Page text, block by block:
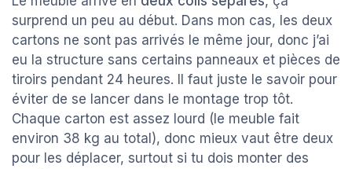
surprend un peu au début. Dans mon cas, les deux
cartons ne sont pas arrivés le même jour, donc j’ai
eu la structure sans certains panneaux et pièces de
tiroirs pendant 24 heures. Il faut juste le savoir pour
éviter de se lancer dans le montage trop tôt.
Chaque carton est assez lourd (le meuble fait
environ 38 kg au total), donc mieux vaut être deux
pour les déplacer, surtout si tu dois monter des